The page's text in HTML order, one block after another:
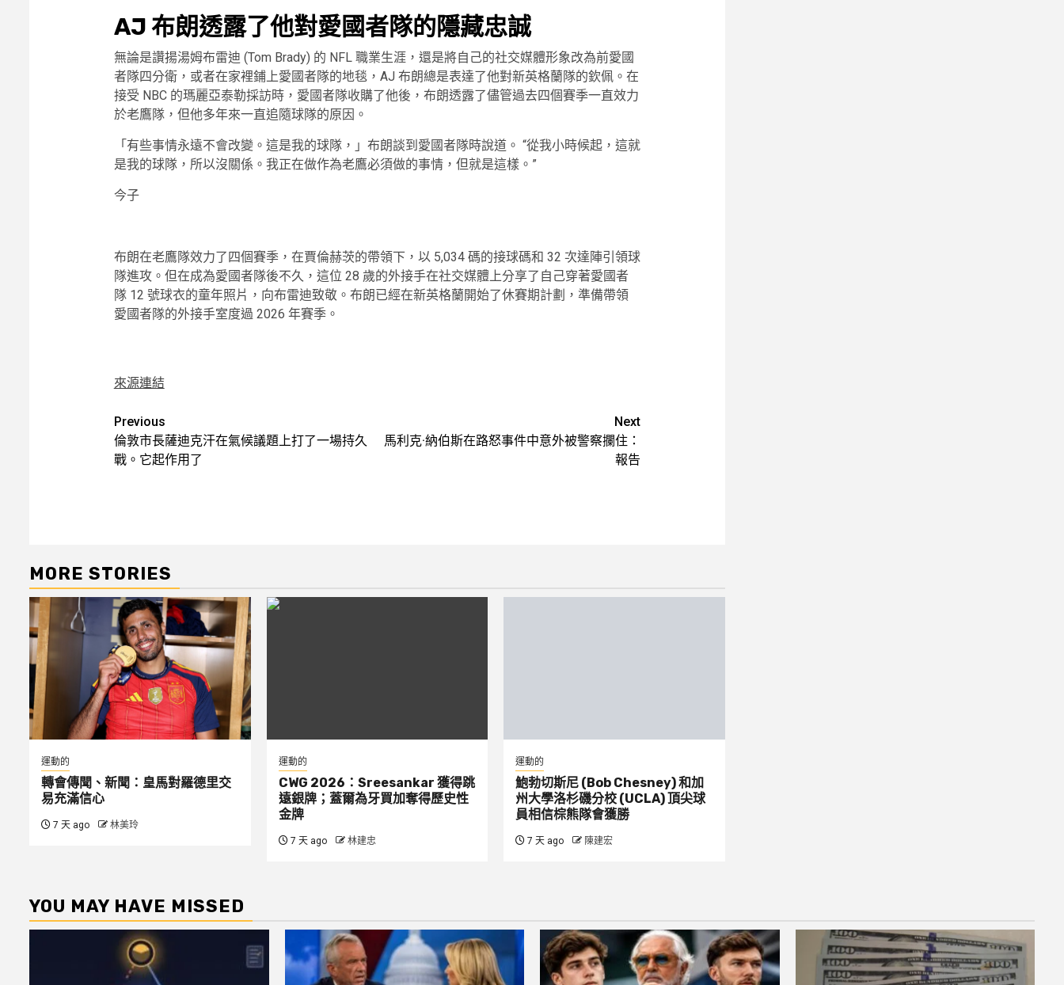
AJ 布朗透露了他對愛國者隊的隱藏忠誠
無論是讚揚湯姆布雷迪 (Tom Brady) 的 NFL 職業生涯，還是將自己的社交媒體形象改為前愛國
者隊四分衛，或者在家裡鋪上愛國者隊的地毯，AJ 布朗總是表達了他對新英格蘭隊的欽佩。在
接受 NBC 的瑪麗亞泰勒採訪時，愛國者隊收購了他後，布朗透露了儘管過去四個賽季一直效力
於老鷹隊，但他多年來一直追隨球隊的原因。
「有些事情永遠不會改變。這是我的球隊，」布朗談到愛國者隊時說道。 “從我小時候起，這就
是我的球隊，所以沒關係。我正在做作為老鷹必須做的事情，但就是這樣。”
今子
布朗在老鷹隊效力了四個賽季，在賈倫赫茨的帶領下，以 5,034 碼的接球碼和 32 次達陣引領球
隊進攻。但在成為愛國者隊後不久，這位 28 歲的外接手在社交媒體上分享了自己穿著愛國者
隊 12 號球衣的童年照片，向布雷迪致敬。布朗已經在新英格蘭開始了休賽期計劃，準備帶領
愛國者隊的外接手室度過 2026 年賽季。
來源連結
Post
navigation
Previous
倫敦市長薩迪克汗在氣候議題上打了一場持久
戰。它起作用了
Next
馬利克·納伯斯在路怒事件中意外被警察攔住：
報告
MORE STORIES
運動的
轉會傳聞、新聞：皇馬對羅德里交
易充滿信心
7 天 ago 林美玲
運動的
CWG 2026：Sreesankar 獲得跳
遠銀牌；蓋爾為牙買加奪得歷史性
金牌
7 天 ago 林建忠
運動的
鮑勃切斯尼 (Bob Chesney) 和加
州大學洛杉磯分校 (UCLA) 頂尖球
員相信棕熊隊會獲勝
7 天 ago 陳建宏
YOU MAY HAVE MISSED